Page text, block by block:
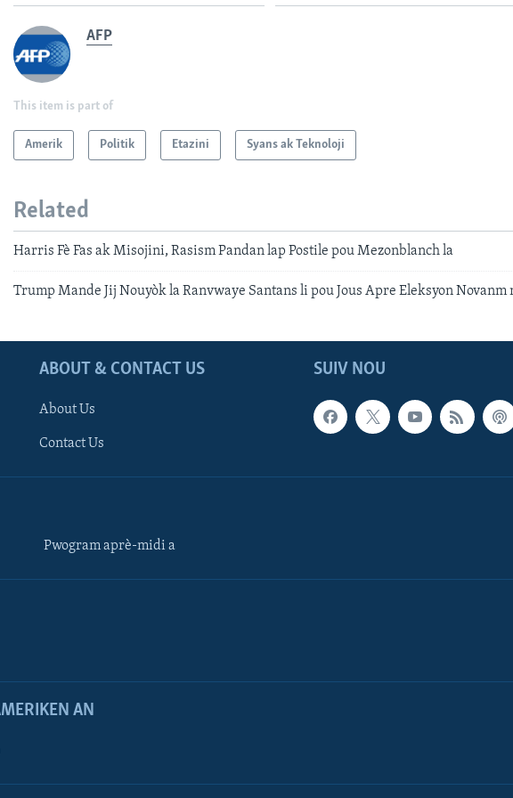
AFP
This item is part of
Amerik Politik Etazini Syans ak Teknoloji
Related
Harris Fè Fas ak Misojini, Rasism Pandan lap Postile pou Mezonblanch la
Trump Mande Jij Nouyòk la Ranvwaye Santans li pou Jous Apre Eleksyon Novanm
SUIV NOU
ABOUT & CONTACT US
About Us
Contact Us
Pwogram aprè-midi a
AN